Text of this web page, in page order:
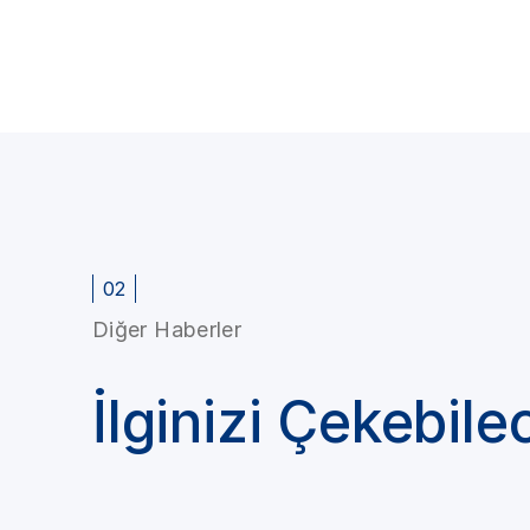
02
Diğer Haberler
İlginizi